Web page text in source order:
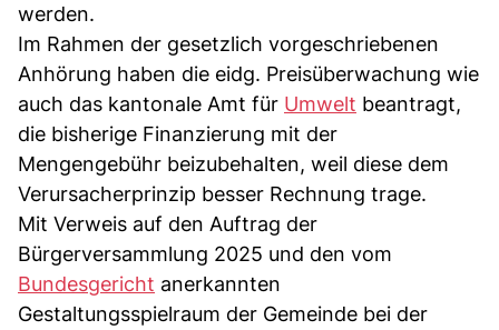
werden.
Im Rahmen der gesetzlich vorgeschriebenen
Anhörung haben die eidg. Preisüberwachung wie
auch das kantonale Amt für Umwelt beantragt,
die bisherige Finanzierung mit der
Mengengebühr beizubehalten, weil diese dem
Verursacherprinzip besser Rechnung trage.
Mit Verweis auf den Auftrag der
Bürgerversammlung 2025 und den vom
Bundesgericht anerkannten
Gestaltungsspielraum der Gemeinde bei der